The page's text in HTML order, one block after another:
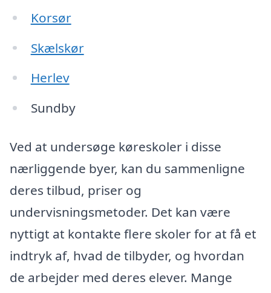
Korsør
Skælskør
Herlev
Sundby
Ved at undersøge køreskoler i disse
nærliggende byer, kan du sammenligne
deres tilbud, priser og
undervisningsmetoder. Det kan være
nyttigt at kontakte flere skoler for at få et
indtryk af, hvad de tilbyder, og hvordan
de arbejder med deres elever. Mange